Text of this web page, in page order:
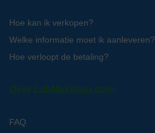
Hoe kan ik verkopen?
Welke informatie moet ik aanleveren?
Hoe verloopt de betaling?
Over LabMakelaar.com
FAQ